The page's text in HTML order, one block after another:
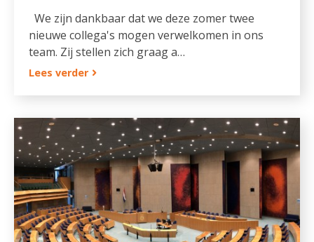
We zijn dankbaar dat we deze zomer twee
nieuwe collega's mogen verwelkomen in ons
team. Zij stellen zich graag a…
Lees verder